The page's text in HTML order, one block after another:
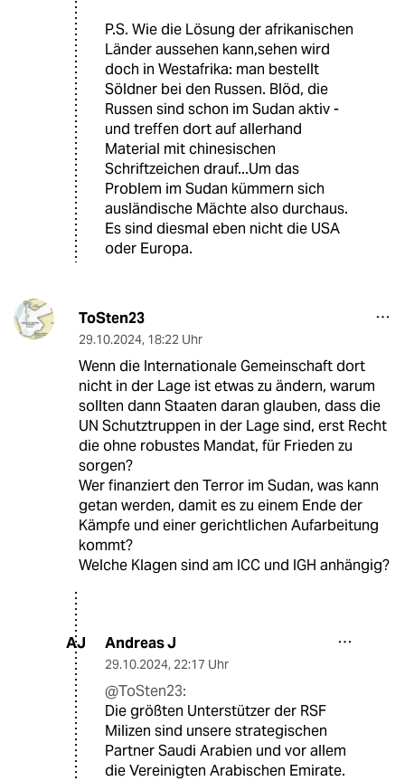
P.S. Wie die Lösung der afrikanischen
Länder aussehen kann,sehen wird
doch in Westafrika: man bestellt
Söldner bei den Russen. Blöd, die
Russen sind schon im Sudan aktiv -
und treffen dort auf allerhand
Material mit chinesischen
Schriftzeichen drauf...Um das
Problem im Sudan kümmern sich
ausländische Mächte also durchaus.
Es sind diesmal eben nicht die USA
oder Europa.
ToSten23
29.10.2024, 18:22 Uhr
Wenn die Internationale Gemeinschaft dort
nicht in der Lage ist etwas zu ändern, warum
sollten dann Staaten daran glauben, dass die
UN Schutztruppen in der Lage sind, erst Recht
die ohne robustes Mandat, für Frieden zu
sorgen?
Wer finanziert den Terror im Sudan, was kann
getan werden, damit es zu einem Ende der
Kämpfe und einer gerichtlichen Aufarbeitung
kommt?
Welche Klagen sind am ICC und IGH anhängig?
AJ Andreas J
29.10.2024, 22:17 Uhr
@ToSten23:
Die größten Unterstützer der RSF
Milizen sind unsere strategischen
Partner Saudi Arabien und vor allem
die Vereinigten Arabischen Emirate.